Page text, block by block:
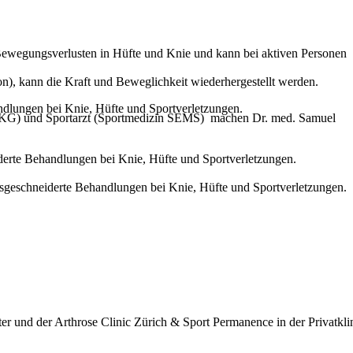
und Sportarzt (Sport­medizin SEMS) machen Dr. med. Samuel
und der Arthrose Clinic Zürich & Sport Permanence in der
in Hüfte und Knie und kann bei aktiven Personen
kann die Kraft und Beweglichkeit wiederhergestellt werden.